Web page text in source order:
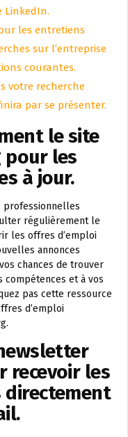
LinkedIn.
les entretiens
sur l’entreprise
courantes.
votre recherche
par se présenter.
le site
pour les
à jour.
professionnelles
régulièrement le
les offres d’emploi
annonces
chances de trouver
et à vos
pas cette ressource
d’emploi
recevoir les
directement